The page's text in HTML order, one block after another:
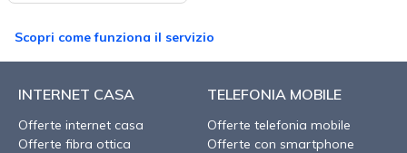
Scopri come funziona il servizio
INTERNET CASA
Offerte internet casa
Offerte fibra ottica
TELEFONIA MOBILE
Offerte telefonia mobile
Offerte con smartphone